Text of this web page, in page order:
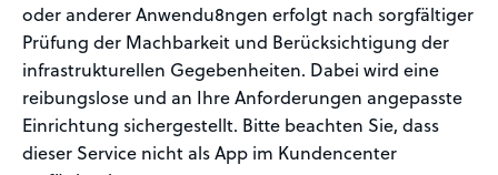
oder anderer Anwendu8ngen erfolgt nach sorgfältiger
Prüfung der Machbarkeit und Berücksichtigung der
infrastrukturellen Gegebenheiten. Dabei wird eine
reibungslose und an Ihre Anforderungen angepasste
Einrichtung sichergestellt. Bitte beachten Sie, dass
dieser Service nicht als App im Kundencenter